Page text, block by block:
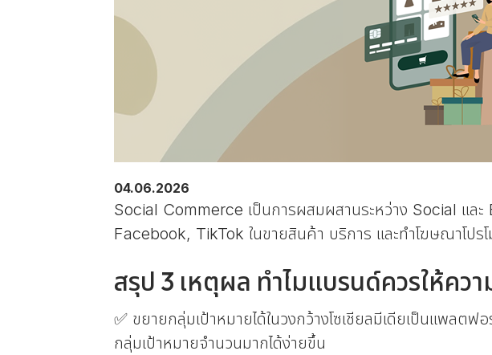
04.06.2026
Social Commerce เป็นการผสมผสานระหว่าง Social แล
Facebook, TikTok ในขายสินค้า บริการ และทำโฆษณาโปร
สรุป 3 เหตุผล ทำไมแบรนด์ควรให้ค
✅ ขยายกลุ่มเป้าหมายได้ในวงกว้างโซเชียลมีเดียเป็นแพลตฟ
กลุ่มเป้าหมายจำนวนมากได้ง่ายขึ้น